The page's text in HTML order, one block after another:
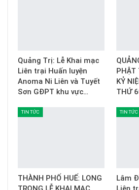
Quảng Trị: Lễ Khai mạc
Liên trại Huấn luyện
Anoma Ni Liên và Tuyết
Sơn GĐPT khu vực…
PHẬT
KỶ
THỨ
TIN TỨC
THÀNH PHỐ HUẾ: LONG
TIN TỨC
Lâm